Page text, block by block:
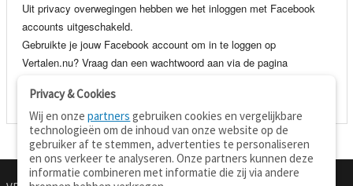
Uit privacy overwegingen hebben we het inloggen met Facebook
accounts uitgeschakeld.
Gebruikte je jouw Facebook account om in te loggen op
Vertalen.nu? Vraag dan een wachtwoord aan via de pagina
je e-mail adres en wachtwoord.
Privacy & Cookies
Wij en onzepartners gebruiken cookies en vergelijkbare
technologieën om de inhoud van onze website op de
gebruiker af te stemmen, advertenties te personaliseren
en ons verkeer te analyseren. Onze partners kunnen deze
informatie combineren met informatie die zij via andere